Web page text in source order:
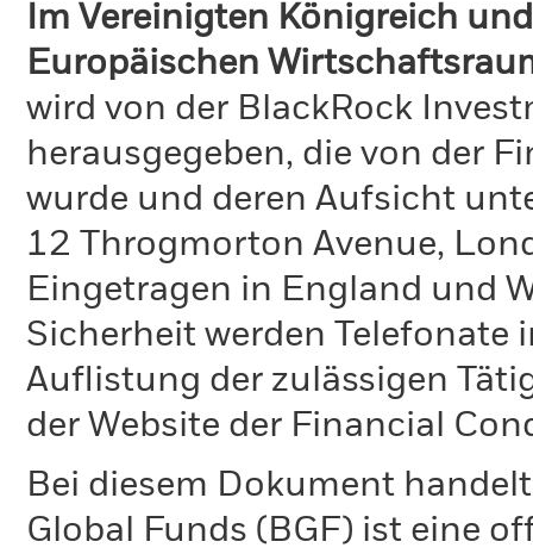
Im Vereinigten Königreich
Europäischen
wird von der BlackRock
herausgegeben, die von der
wurde und deren Aufsicht
12 Throgmorton Avenue,
Eingetragen in England und
Sicherheit werden Telefonate
Auflistung der zulässigen
der Website der Financial
Bei diesem Dokument
Global Funds (BGF) ist eine